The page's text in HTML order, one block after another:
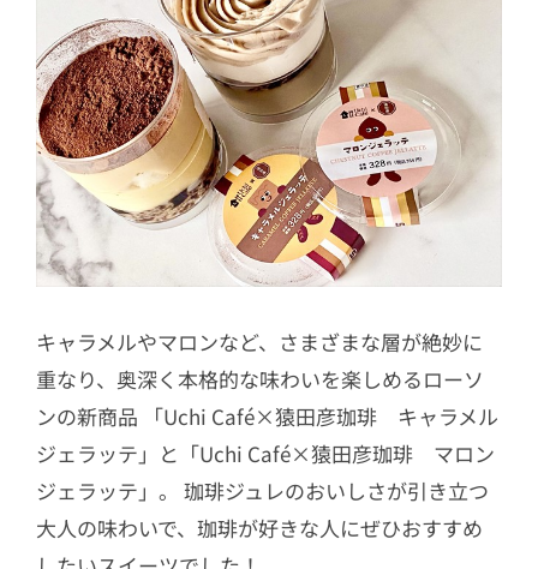
キャラメルやマロンなど、さまざまな層が絶妙に
重なり、奥深く本格的な味わいを楽しめるローソ
ンの新商品 「Uchi Café×猿田彦珈琲 キャラメル
ジェラッテ」と「Uchi Café×猿田彦珈琲 マロン
ジェラッテ」。 珈琲ジュレのおいしさが引き立つ
大人の味わいで、珈琲が好きな人にぜひおすすめ